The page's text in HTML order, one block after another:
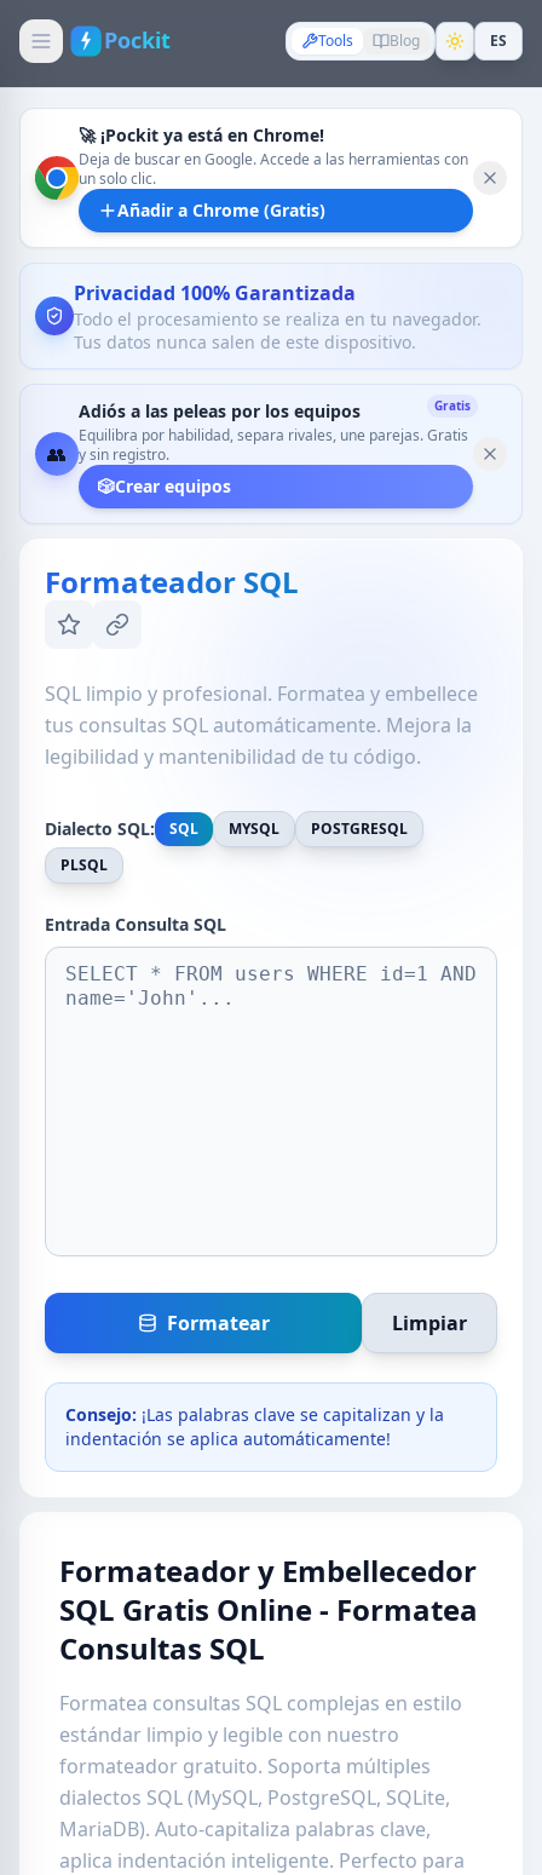
Pockit Tools Blog ES
🚀 ¡Pockit ya está en Chrome!
Deja de buscar en Google. Accede a las herramientas con
un solo clic.
Añadir a Chrome (Gratis)
Privacidad 100% Garantizada
Todo el procesamiento se realiza en tu navegador.
Tus datos nunca salen de este dispositivo.
Gratis
👥
Adiós a las peleas por los equipos
Equilibra por habilidad, separa rivales, une parejas. Gratis
y sin registro.
🎲Crear equipos
Formateador SQL
SQL limpio y profesional. Formatea y embellece
tus consultas SQL automáticamente. Mejora la
legibilidad y mantenibilidad de tu código.
Dialecto SQL: SQL MYSQL
POSTGRESQL
PLSQL
Entrada Consulta SQL
Formatear Limpiar
Consejo: ¡Las palabras clave se capitalizan y la
indentación se aplica automáticamente!
Formateador y Embellecedor
SQL Gratis Online - Formatea
Consultas SQL
Formatea consultas SQL complejas en estilo
estándar limpio y legible con nuestro
formateador gratuito. Soporta múltiples
dialectos SQL (MySQL, PostgreSQL, SQLite,
MariaDB). Auto-capitaliza palabras clave,
aplica indentación inteligente. Perfecto para